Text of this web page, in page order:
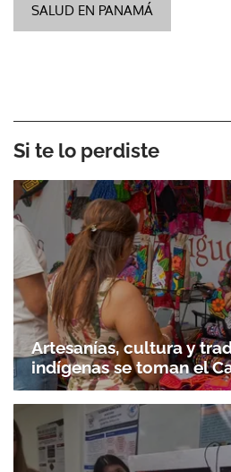
SALUD EN PANAMÁ
Si te lo perdiste
Artesanías, cultura y
indígenas se toman el